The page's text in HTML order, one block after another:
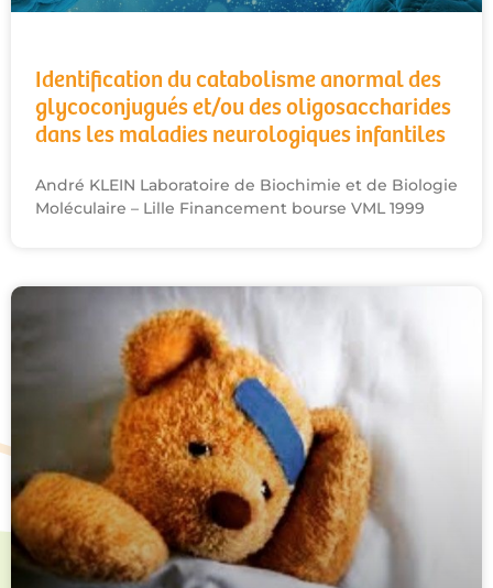
Identification du catabolisme anormal des
glycoconjugués et/ou des oligosaccharides
dans les maladies neurologiques infantiles
André KLEIN Laboratoire de Biochimie et de Biologie
Moléculaire – Lille Financement bourse VML 1999